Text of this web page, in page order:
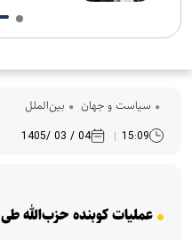
سیاست و جهان بین‌الملل
15:09
04 / 03 /1405
عملیات کوبنده حزب‌الله طی ۲۴ ساعت